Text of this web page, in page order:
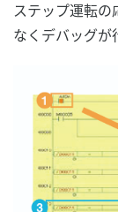
ステップ運転の
なくデバッグが